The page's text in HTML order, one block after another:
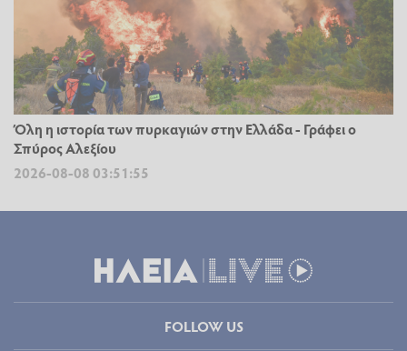
Όλη η ιστορία των πυρκαγιών στην Ελλάδα - Γράφει ο
Σπύρος Αλεξίου
2026-08-08 03:51:55
FOLLOW US